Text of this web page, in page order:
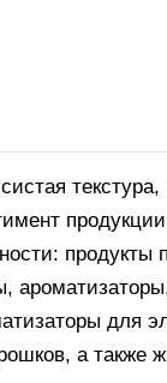
продукты
для
а также